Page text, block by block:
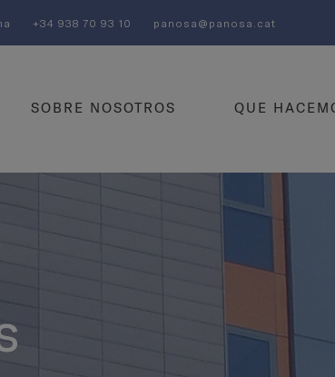
+34 938 70 93 10 panosa@panosa.cat
SOBRE NOSOTROS (CURRENT)
QUE